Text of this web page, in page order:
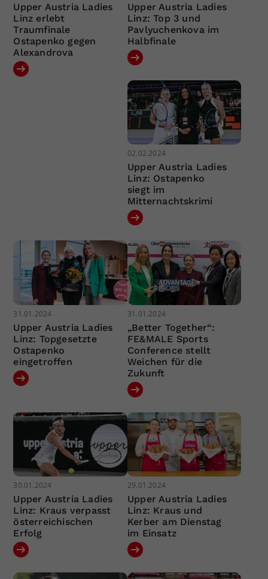
Upper Austria Ladies
Linz erlebt
Traumfinale
Ostapenko gegen
Alexandrova
Upper Austria Ladies
Linz: Top 3 und
Pavlyuchenkova im
Halbfinale
02.02.2024
Upper Austria Ladies
Linz: Ostapenko
siegt im
Mitternachtskrimi
31.01.2024
Upper Austria Ladies
Linz: Topgesetzte
Ostapenko
eingetroffen
31.01.2024
„Better Together“:
FE&MALE Sports
Conference stellt
Weichen für die
Zukunft
30.01.2024
Upper Austria Ladies
Linz: Kraus verpasst
österreichischen
Erfolg
29.01.2024
Upper Austria Ladies
Linz: Kraus und
Kerber am Dienstag
im Einsatz